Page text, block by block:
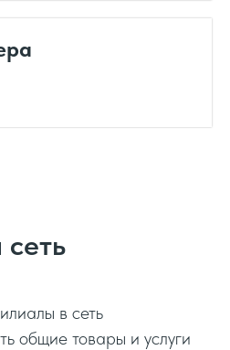
в сеть
общие товары и услуги